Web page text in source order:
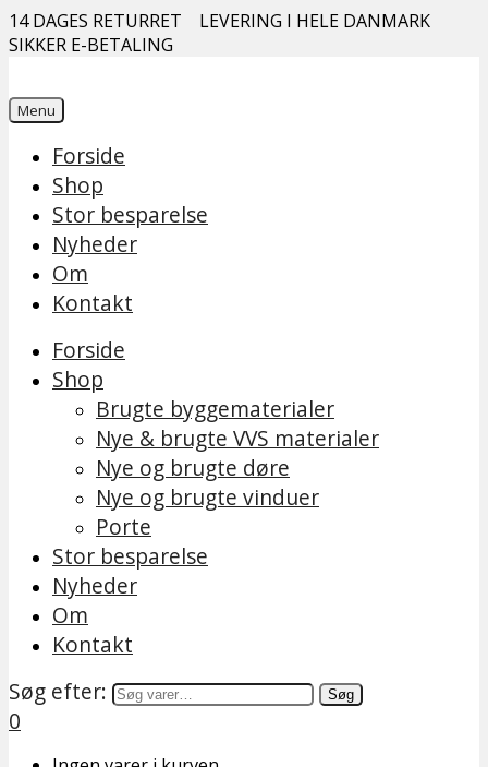
14 DAGES RETURRET LEVERING I HELE DANMARK
SIKKER E-BETALING
Menu
Forside
Shop
Stor besparelse
Nyheder
Om
Kontakt
Forside
Shop
Brugte byggematerialer
Nye & brugte VVS materialer
Nye og brugte døre
Nye og brugte vinduer
Porte
Stor besparelse
Nyheder
Om
Kontakt
Søg efter:
Søg
0